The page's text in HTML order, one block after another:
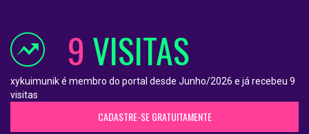
9 VISITAS
xykuimunik é membro do portal desde Junho/2026 e já recebeu 9
visitas
CADASTRE-SE GRATUITAMENTE